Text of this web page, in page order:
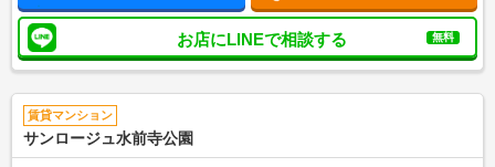
お店にLINEで相談する 無料
賃貸マンション
サンロージュ水前寺公園